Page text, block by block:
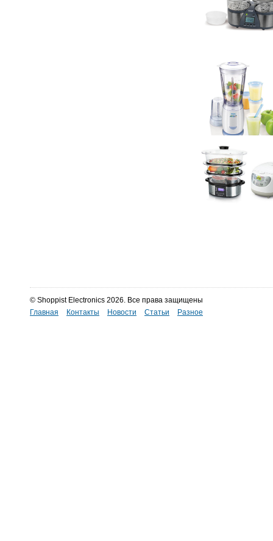
© Shoppist Electronics 2026. Все права защищены
Главная
Контакты Новости Статьи Разное